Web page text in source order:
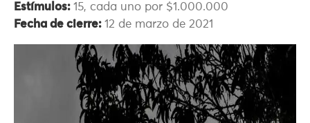
Estímulos: 15, cada uno por $1.000.000
Fecha de cierre: 12 de marzo de 2021